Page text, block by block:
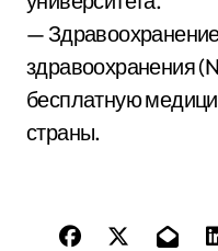
—
здравоохранения
бесплатную
страны.